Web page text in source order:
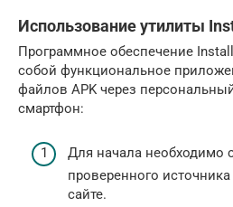
Использование утилиты
Программное обеспечение
собой функциональное
файлов APK через
смартфон:
Для начала необходимо
проверенного
сайте.